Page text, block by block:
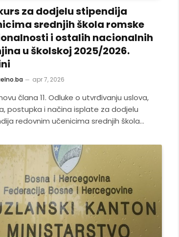
za dodjelu stipendija
srednjih škola romske
i ostalih nacionalnih
u školskoj 2025/2026.
apr 7, 2026
člana 11. Odluke o utvrđivanju uslova,
postupka i načina isplate za dodjelu
redovnim učenicima srednjih škola…